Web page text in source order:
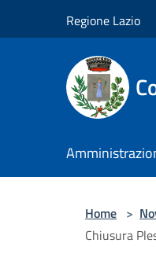
Regione Lazio
Home >
Chiusura